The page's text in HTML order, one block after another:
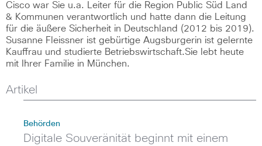
Cisco war Sie u.a. Leiter für die Region Public Süd Land
& Kommunen verantwortlich und hatte dann die Leitung
für die äußere Sicherheit in Deutschland (2012 bis 2019).
Susanne Fleissner ist gebürtige Augsburgerin ist gelernte
Kauffrau und studierte Betriebswirtschaft.Sie lebt heute
mit Ihrer Familie in München.
Artikel
Behörden
Digitale Souveränität beginnt mit einem